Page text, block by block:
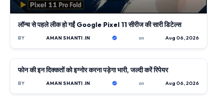
लॉन्च से पहले लीक हो गईं Google Pixel 11 सीरीज की सारी डिटेल्स
BY AMAN SHANTI .IN on Aug 06, 2026
TECH NEWS
फोन की इन दिक्कतों को इग्नोर करना पड़ेगा भारी, जल्दी करें रिपेयर
BY AMAN SHANTI .IN on Aug 06, 2026